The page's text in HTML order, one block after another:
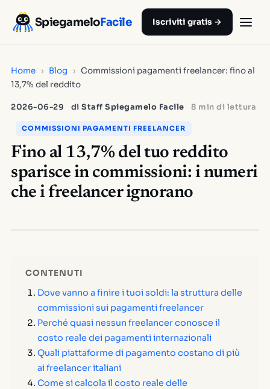
SpiegameloFacile Iscriviti gratis →
Home › Blog › Commissioni pagamenti freelancer: fino al
13,7% del reddito
2026-06-29 di Staff Spiegamelo Facile 8 min di lettura
COMMISSIONI PAGAMENTI FREELANCER
Fino al 13,7% del tuo reddito
sparisce in commissioni: i numeri
che i freelancer ignorano
CONTENUTI
Dove vanno a finire i tuoi soldi: la struttura delle
commissioni sui pagamenti freelancer
Perché quasi nessun freelancer conosce il
costo reale dei pagamenti internazionali
Quali piattaforme di pagamento costano di più
ai freelancer italiani
Come si calcola il costo reale delle